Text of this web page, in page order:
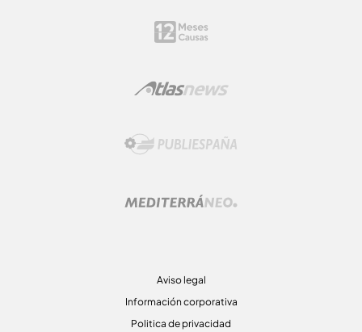
Aviso legal
Información corporativa
Politica de privacidad